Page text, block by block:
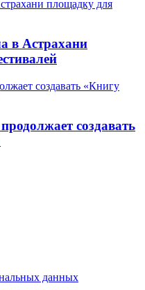
в Астрахани
создавать
данных